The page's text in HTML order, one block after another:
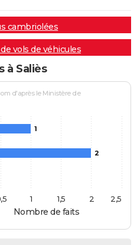
cambriolées
vols de véhicules
à Saliès
Nombre de faits
d'après le Ministère de
1
2
1 1,5 2 2,5